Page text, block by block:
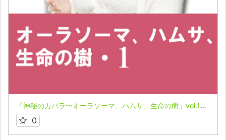
「神秘のカバラ〜オーラソーマ、ハムサ、生命の樹」vol.1★武藤悦子
0